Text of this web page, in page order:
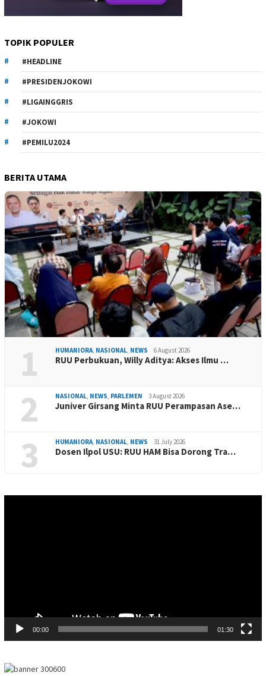
TOPIK POPULER
#HEADLINE
#PRESIDENJOKOWI
#LIGAINGGRIS
#JOKOWI
#PEMILU2024
BERITA UTAMA
1 HUMANIORA, NASIONAL, NEWS 6 August 2026
RUU Perbukuan, Willy Aditya: Akses Ilmu …
2 NASIONAL, NEWS, PARLEMEN 3 August 2026
Juniver Girsang Minta RUU Perampasan Ase…
3 HUMANIORA, NASIONAL, NEWS 31 July 2026
Dosen Ilpol USU: RUU HAM Bisa Dorong Tra…
00:00 01:30